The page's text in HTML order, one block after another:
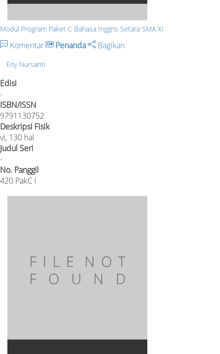
Modul Program Paket C Bahasa Inggris Setara SMA XI
Komentar Penanda Bagikan
Eny Nursanti
Edisi
-
ISBN/ISSN
9791130752
Deskripsi Fisik
vi, 130 hal
Judul Seri
-
No. Panggil
420 PakC I